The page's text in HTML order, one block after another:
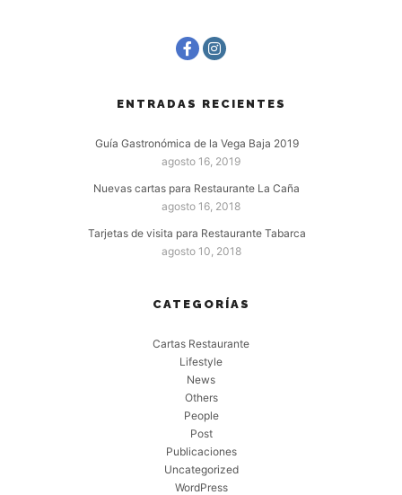
ENTRADAS RECIENTES
Guía Gastronómica de la Vega Baja 2019
agosto 16, 2019
Nuevas cartas para Restaurante La Caña
agosto 16, 2018
Tarjetas de visita para Restaurante Tabarca
agosto 10, 2018
CATEGORÍAS
Cartas Restaurante
Lifestyle
News
Others
People
Post
Publicaciones
Uncategorized
WordPress